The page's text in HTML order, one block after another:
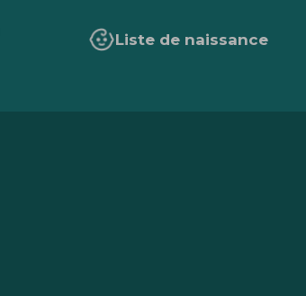
Liste de naissance